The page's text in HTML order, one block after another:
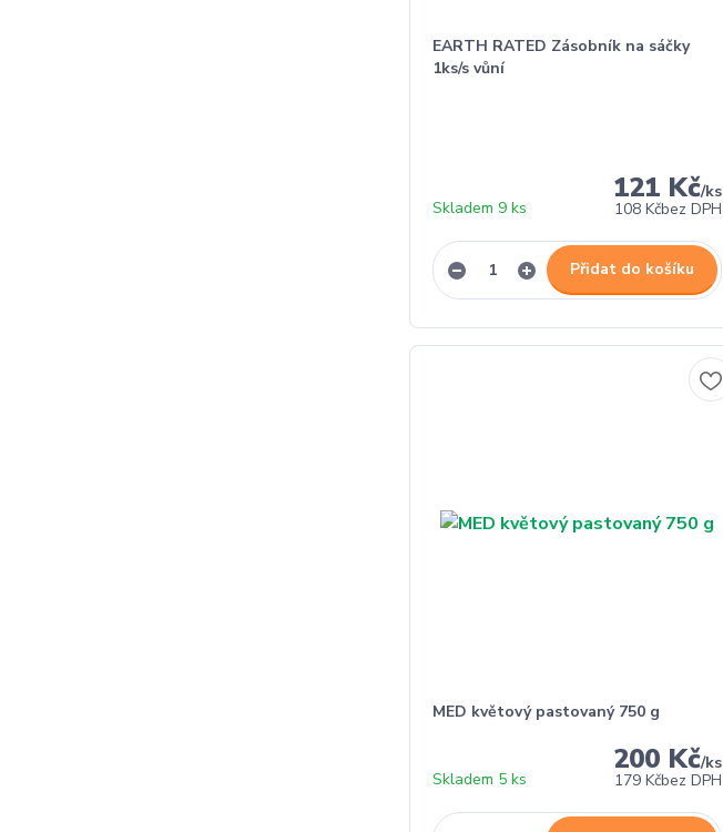
EARTH RATED Zásobník na sáčky
1ks/s vůní
121 Kč/ks
108 Kčbez DPH
Skladem 9 ks
Přidat do košíku
MED květový pastovaný 750 g
200 Kč/ks
179 Kčbez DPH
Skladem 5 ks